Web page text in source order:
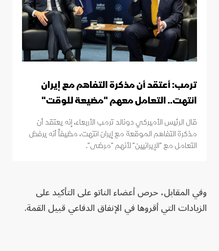
ترمب: أعتقد أن مذكرة التفاهم مع إيران
انتهت.. التعامل معهم "مضيعة للوقت"
قال الرئيس الأميركي دونالد ترمب الأربعاء، إنه يعتقد أن
مذكرة التفاهم الموقعة مع إيران انتهت، مضيفاً أنه يرفض
التعامل مع "الإيرانيين" لأنهم "مرضى".
وفي المقابل، حرص أعضاء الناتو على التأكيد على
الزيادات التي أقروها في الإنفاق الدفاعي قبيل القمة.